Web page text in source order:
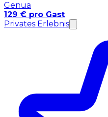
Genua
129 € pro Gast
Privates Erlebnis